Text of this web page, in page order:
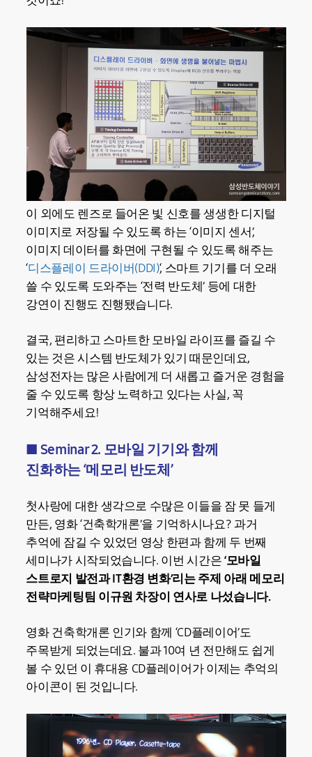
이 외에도 렌즈로 들어온 빛 신호를 생생한 디지털
이미지로 저장될 수 있도록 하는 ‘이미지 센서’,
이미지 데이터를 화면에 구현될 수 있도록 해주는
‘디스플레이 드라이버(DDI)‘, 스마트 기기를 더 오래
쓸 수 있도록 도와주는 ‘전력 반도체’ 등에 대한
강연이 진행도 진행됐습니다.
결국, 편리하고 스마트한 모바일 라이프를 즐길 수
있는 것은 시스템 반도체가 있기 때문인데요,
삼성전자는 많은 사람에게 더 새롭고 즐거운 경험을
줄 수 있도록 항상 노력하고 있다는 사실, 꼭
기억해주세요!
■ Seminar 2. 모바일 기기와 함께
진화하는 ‘메모리 반도체’
첫사랑에 대한 생각으로 수많은 이들을 잠 못 들게
만든, 영화 ‘건축학개론’을 기억하시나요? 과거
추억에 잠길 수 있었던 영상 한편과 함께 두 번째
세미나가 시작되었습니다. 이번 시간은‘모바일
스트로지 발전과 IT환경 변화’리는 주제 아래 메모리
전략마케팅팀 이규원 차장이 연사로 나섰습니다.
영화 건축학개론 인기와 함께 ‘CD플레이어’도
주목받게 되었는데요. 불과 10여 년 전만해도 쉽게
볼 수 있던 이 휴대용 CD플레이어가 이제는 추억의
아이콘이 된 것입니다.